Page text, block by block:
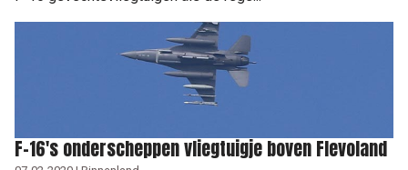
F-16's onderscheppen vliegtuigje boven Flevoland